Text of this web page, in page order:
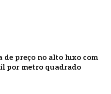
preço no alto luxo com
por metro quadrado